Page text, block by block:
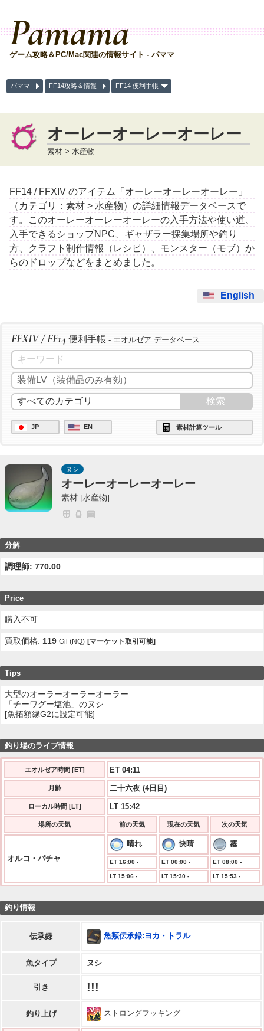
Pamama
ゲーム攻略＆PC/Mac関連の情報サイト - パママ
パママ FF14攻略＆情報 FF14 便利手帳
オーレーオーレーオーレー
素材 > 水産物
FF14 / FFXIV のアイテム「オーレーオーレーオーレー」
（カテゴリ：素材 > 水産物）の詳細情報データベースで
す。このオーレーオーレーオーレーの入手方法や使い道、
入手できるショップNPC、ギャザラー採集場所や釣り
方、クラフト制作情報（レシピ）、モンスター（モブ）か
らのドロップなどをまとめました。
English
FFXIV / FF14 便利手帳 - エオルゼア データベース
JP EN 素材計算ツール
ヌシ
オーレーオーレーオーレー
素材 [水産物]
分解
調理師: 770.00
Price
購入不可
買取価格: 119 Gil (NQ) [マーケット取引可能]
Tips
大型のオーラーオーラーオーラー
「チーワグー塩池」のヌシ
[魚拓額縁G2に設定可能]
釣り場のライブ情報
エオルゼア時間 [ET] ET 04:11
月齢 二十六夜 (4日目)
ローカル時間 [LT] LT 15:42
場所の天気 前の天気 現在の天気 次の天気
オルコ・パチャ
晴れ 快晴 霧
ET 16:00 - ET 00:00 - ET 08:00 -
LT 15:06 - LT 15:30 - LT 15:53 -
釣り情報
伝承録 魚類伝承録:ヨカ・トラル
魚タイプ ヌシ
引き !!!
釣り上げ ストロングフッキング